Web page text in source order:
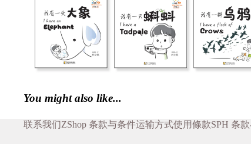
You might also like...
联系我们ZShop 条款与条件运输方式使用條款SPH 条